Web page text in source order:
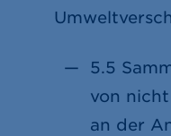
5.5
von
an der